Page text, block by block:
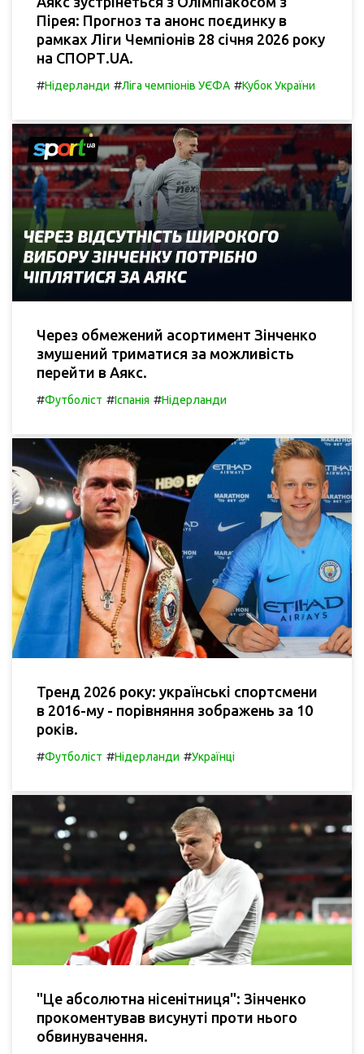
Пірея: Прогноз та анонс поєдинку в
рамках Ліги Чемпіонів 28 січня 2026 року
на СПОРТ.UA.
#Нідерланди #Ліга чемпіонів УЄФА #Кубок України
Через обмежений асортимент Зінченко
змушений триматися за можливість
перейти в Аякс.
#Футболіст #Іспанія #Нідерланди
Тренд 2026 року: українські спортсмени
в 2016-му - порівняння зображень за 10
років.
#Футболіст #Нідерланди #Українці
"Це абсолютна нісенітниця": Зінченко
прокоментував висунуті проти нього
обвинувачення.